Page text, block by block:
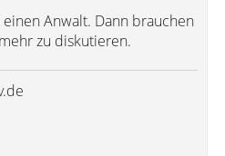
Anwalt. Dann brauchen
zu diskutieren.